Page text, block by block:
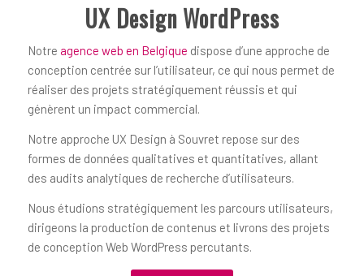
UX Design WordPress
Notre agence web en Belgique dispose d’une approche de
conception centrée sur l’utilisateur, ce qui nous permet de
réaliser des projets stratégiquement réussis et qui
génèrent un impact commercial.
Notre approche UX Design à Souvret repose sur des
formes de données qualitatives et quantitatives, allant
des audits analytiques de recherche d’utilisateurs.
Nous étudions stratégiquement les parcours utilisateurs,
dirigeons la production de contenus et livrons des projets
de conception Web WordPress percutants.